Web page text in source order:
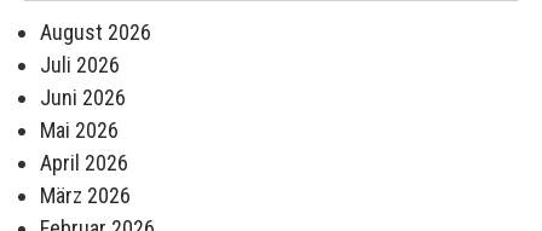
August 2026
Juli 2026
Juni 2026
Mai 2026
April 2026
März 2026